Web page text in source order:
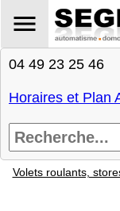
04 49 23 25 46
Horaires et Plan
Volets roulants,